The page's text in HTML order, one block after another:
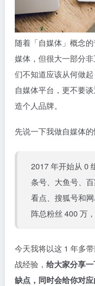
随着「自媒体」概念
媒体，但很大一部分
们不知道应该从何做
自媒体平台，更不要
造个人品牌。
先说一下我做自媒体的
2017 年开始从 0
条号、大鱼号、
看点、搜狐号和
阵总粉丝 400 万
今天我将以这 1 年多
战经验， 给大家分享
缺点，同时会给你对应